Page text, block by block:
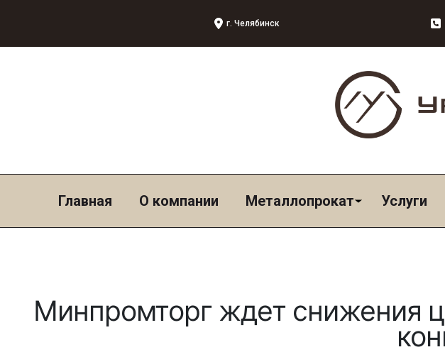
г. Челябинск
Главная О компании Металлопрокат Услуги
Минпромторг ждет снижения